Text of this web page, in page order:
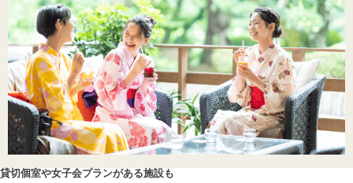
貸切個室や女子会プランがある施設も